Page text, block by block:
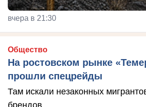
вчера в 21:30
Общество
На ростовском рынке
прошли спецрейды
Там искали незаконных
брендов